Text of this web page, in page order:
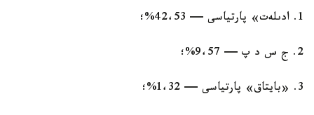
1. ادىلەت» پارتياسى — 42،53%؛
2. ج س د پ — 9،57%؛
3. «بايتاق» پارتياسى — 1،32%؛